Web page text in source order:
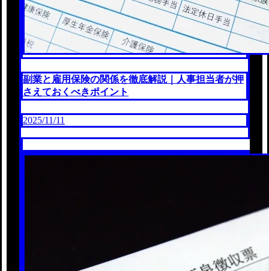
副業と雇用保険の関係を徹底解説｜人事担当者が押
さえておくべきポイント
2025/11/11